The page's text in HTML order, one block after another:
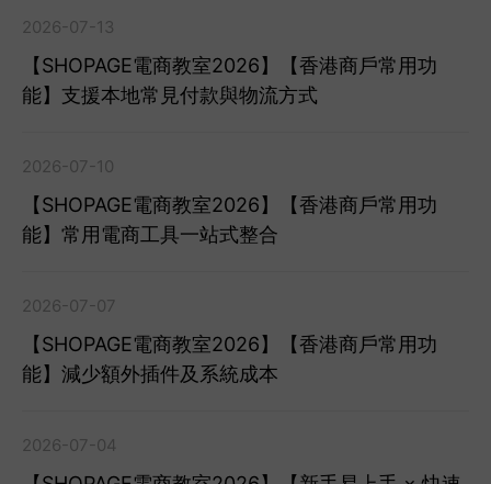
2026-07-13
【SHOPAGE電商教室2026】【香港商戶常用功
能】支援本地常見付款與物流方式
2026-07-10
【SHOPAGE電商教室2026】【香港商戶常用功
能】常用電商工具一站式整合
2026-07-07
【SHOPAGE電商教室2026】【香港商戶常用功
能】減少額外插件及系統成本
2026-07-04